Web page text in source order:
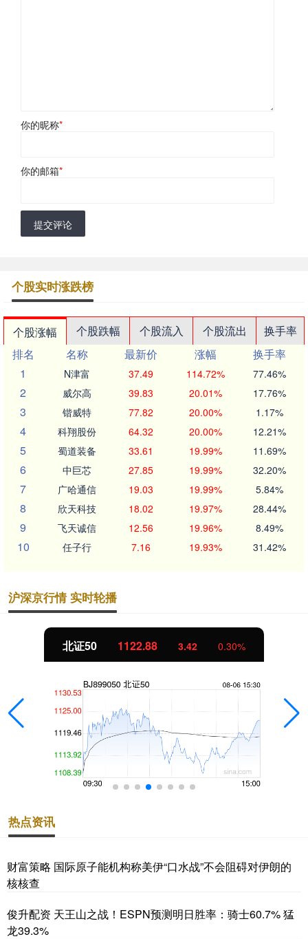
你的昵称*
你的邮箱*
提交评论
个股实时涨跌榜
个股涨幅 个股跌幅 个股流入 个股流出
换手率
排名
名称 最新价 涨幅
换手率
1
N津富 37.49 114.72% 77.46%
2 威尔高 39.83 20.01% 17.76%
3 锴威特 77.82 20.00% 1.17%
4 科翔股份 64.32 20.00% 12.21%
5 蜀道装备 33.61 19.99% 11.69%
6 中巨芯 27.85 19.99% 32.20%
7 广哈通信 19.03 19.99% 5.84%
8 欣天科技 18.02 19.97% 28.44%
9 飞天诚信 12.56 19.96% 8.49%
10 任子行 7.16 19.93% 31.42%
沪深京行情 实时轮播
北证50 1122.88 3.42 0.30%
热点资讯
财富策略 国际原子能机构称美伊“口水战”不会阻碍对伊朗的
核核查
俊升配资 天王山之战！ESPN预测明日胜率：骑士60.7% 猛
龙39.3%